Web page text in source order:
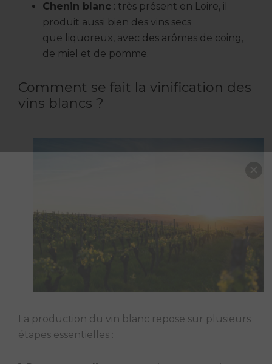
Chenin blanc : très présent en Loire, il
produit aussi bien des vins secs
que liquoreux, avec des arômes de coing,
de miel et de pomme.
Comment se fait la vinification des
vins blancs ?
La production du vin blanc repose sur plusieurs
étapes essentielles :